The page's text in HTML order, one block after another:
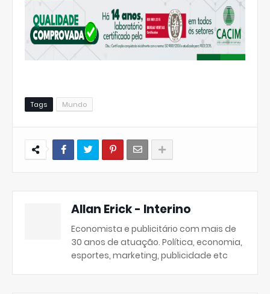
Tags Mundo
Allan Erick - Interino
Economista e publicitário com mais de
30 anos de atuação. Política, economia,
esportes, marketing, publicidade etc